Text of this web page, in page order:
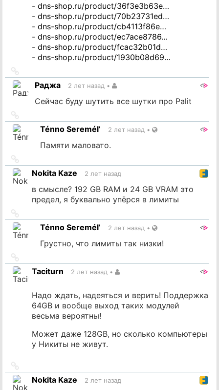
- dns-shop.ru/product/36f3e3b63e…
- dns-shop.ru/product/70b23731ed…
- dns-shop.ru/product/cb4113f86e…
- dns-shop.ru/product/ec7ace8786…
- dns-shop.ru/product/fcac32b01d…
- dns-shop.ru/product/1930b08d69…
на
источник
Раджа 2 лет назад •
Сейчас буду шутить все шутки про Palit
на
источникTénno Seremél’ 2 лет назад •
Памяти маловато.
на
источник
Nokita Kaze 2 лет назад
в смысле? 192 GB RAM и 24 GB VRAM это
предел, я буквально упёрся в лимиты
на
источникTénno Seremél’ 2 лет назад •
Грустно, что лимиты так низки!
на
источник
Taciturn 2 лет назад •
Надо ждать, надеяться и верить! Поддержка
64GB и вообще выход таких модулей
весьма вероятны!
Может даже 128GB, но сколько компьютеры
у Никиты не живут.
на
источник
Nokita Kaze 2 лет назад